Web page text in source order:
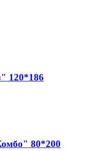
120*186
80*200